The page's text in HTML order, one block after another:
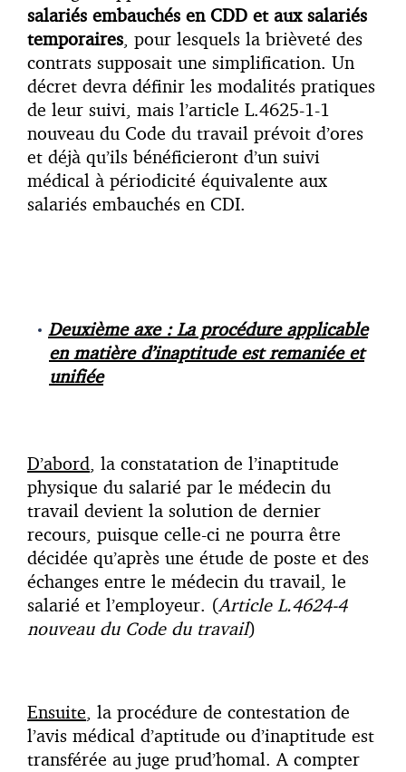
salariés embauchés en CDD et aux salariés
temporaires , pour lesquels la brièveté des
contrats supposait une simplification. Un
décret devra définir les modalités pratiques
de leur suivi, mais l’article L.4625-1-1
nouveau du Code du travail prévoit d’ores
et déjà qu’ils bénéficieront d’un suivi
médical à périodicité équivalente aux
salariés embauchés en CDI.
Deuxième axe : La procédure applicable
en matière d’inaptitude est remaniée et
unifiée
D’abord , la constatation de l’inaptitude
physique du salarié par le médecin du
travail devient la solution de dernier
recours, puisque celle-ci ne pourra être
décidée qu’après une étude de poste et des
échanges entre le médecin du travail, le
salarié et l’employeur. (Article L.4624-4
nouveau du Code du travail)
Ensuite , la procédure de contestation de
l’avis médical d’aptitude ou d’inaptitude est
transférée au juge prud’homal. A compter